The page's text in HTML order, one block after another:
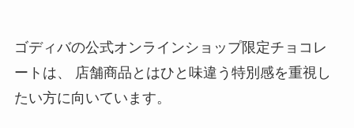
ゴディバの公式オンラインショップ限定チョコレ
ートは、 店舗商品とはひと味違う特別感を重視し
たい方に向いています。